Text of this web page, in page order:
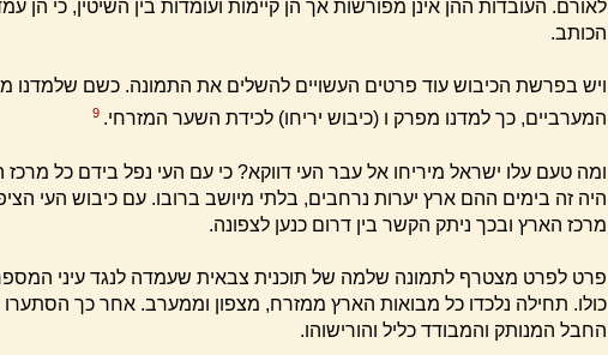
לאורם. העובדות ההן אינן מפורשות אך הן קיימות ועומדות בין השיטין, כי הן
הכותב.
ויש בפרשת הכיבוש עוד פרטים העשויים להשלים את התמונה. כשם שלמדנו
המערביים, כך למדנו מפרק ו (כיבוש יריחו) לכידת השער המזרחי.
ומה טעם עלו ישראל מיריחו אל עבר העי דווקא? כי עם העי נפל בידם כל
היה זה בימים ההם ארץ יערות נרחבים, בלתי מיושב ברובו. עם כיבוש העי
מרכז הארץ ובכך ניתק הקשר בין דרום כנען לצפונה.
פרט לפרט מצטרף לתמונה שלמה של תוכנית צבאית שעמדה לנגד עיני
כולו. תחילה נלכדו כל מבואות הארץ ממזרח, מצפון וממערב. אחר כך
החבל המנותק והמבודד כליל והורישוהו.